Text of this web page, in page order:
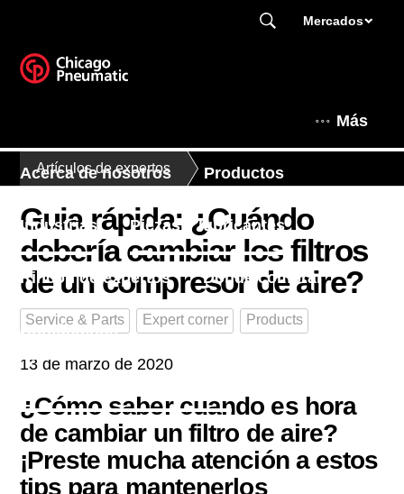
Mercados
Más
Acerca de nosotros Productos
Industrias Piezas y lubricantes
Rincón de expertos Dónde comprar
Contáctenos
Artículos de expertos
Guia rápida: ¿Cuándo
debería cambiar los filtros
de un compresor de aire?
Service & Parts Expert corner Products
13 de marzo de 2020
¿Cómo saber cuando es hora
de cambiar un filtro de aire?
¡Preste mucha atención a estos
tips para mantenerlos